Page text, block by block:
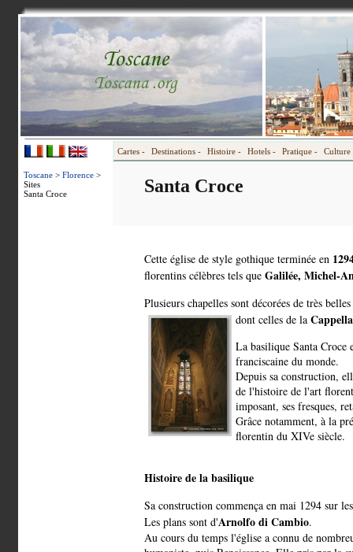
Toscane> Florence>
Sites
Santa Croce
Cartes - Destinations - Histoire - Hotels - Pratique - Culture
Santa Croce
Cette église de style gothique terminée en
florentins célèbres tels que Galilée, Michel-
Plusieurs chapelles sont décorées de très
dont celles de la
La basilique Santa Croce
franciscaine du monde.
Depuis sa construction,
de l'histoire de l'art
imposant, ses fresques,
Grâce notamment, à la
florentin du XIVe siècle.
Histoire de la basilique
Sa construction commença en mai 1294 sur
Les plans sont d'Arnolfo di Cambio.
Au cours du temps l'église a connu de